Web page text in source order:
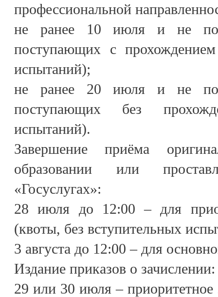
профессиональной
не ранее 10 июля и не
поступающих с
испытаний);
не ранее 20 июля и не
поступающих без
испытаний).
Завершение приёма
образовании или
«Госуслугах»:
28 июля до 12:00 – для
(квоты, без вступительных
3 августа до 12:00 – для
Издание приказов о зачислении:
29 или 30 июля – приоритетное